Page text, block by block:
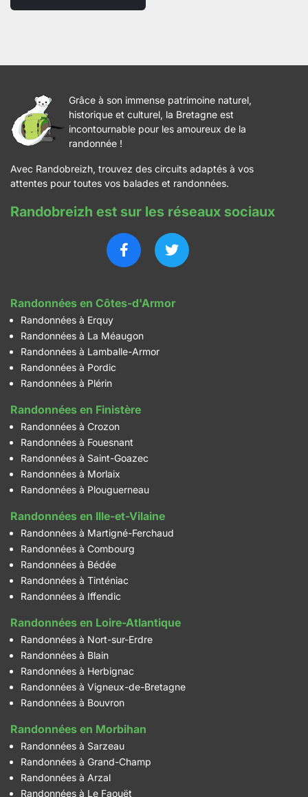
Grâce à son immense patrimoine naturel,
historique et culturel, la Bretagne est
incontournable pour les amoureux de la
randonnée !
Avec Randobreizh, trouvez des circuits adaptés à vos
attentes pour toutes vos balades et randonnées.
Randobreizh est sur les réseaux sociaux
Randonnées en Côtes-d'Armor
Randonnées à Erquy
Randonnées à La Méaugon
Randonnées à Lamballe-Armor
Randonnées à Pordic
Randonnées à Plérin
Randonnées en Finistère
Randonnées à Crozon
Randonnées à Fouesnant
Randonnées à Saint-Goazec
Randonnées à Morlaix
Randonnées à Plouguerneau
Randonnées en Ille-et-Vilaine
Randonnées à Martigné-Ferchaud
Randonnées à Combourg
Randonnées à Bédée
Randonnées à Tinténiac
Randonnées à Iffendic
Randonnées en Loire-Atlantique
Randonnées à Nort-sur-Erdre
Randonnées à Blain
Randonnées à Herbignac
Randonnées à Vigneux-de-Bretagne
Randonnées à Bouvron
Randonnées en Morbihan
Randonnées à Sarzeau
Randonnées à Grand-Champ
Randonnées à Arzal
Randonnées à Le Faouët